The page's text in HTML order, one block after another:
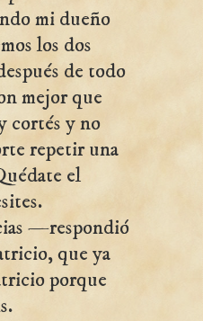
mi dueño
los dos
de todo
mejor que
cortés y no
repetir una
el
—respondió
que ya
porque